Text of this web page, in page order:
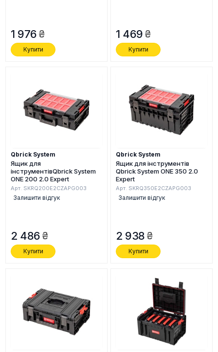
1 976
Купити
1 469
Купити
Qbrick System
Ящик для
інструментівQbrick System
ONE 200 2.0 Expert
Арт. SKRQ200E2CZAPG003
Залишити відгук
2 486
Купити
Qbrick System
Ящик для інструментів
Qbrick System ONE 350 2.0
Expert
Арт. SKRQ350E2CZAPG003
Залишити відгук
2 938
Купити